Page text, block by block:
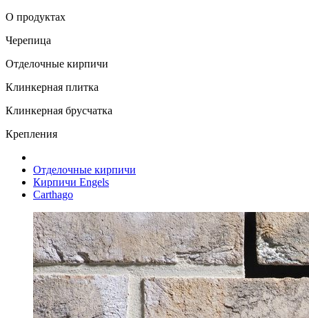
О продуктах
Черепица
Отделочные кирпичи
Клинкерная плитка
Клинкерная брусчатка
Крепления
Отделочные кирпичи
Кирпичи Engels
Carthago